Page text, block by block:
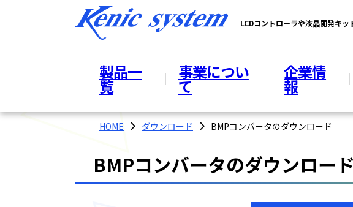
LCDコントローラや液晶開発キ
製品一
覧
事業につい
て
企業情
報
HOME ダウンロード BMPコンバータのダウンロード
BMPコンバータのダウンロード